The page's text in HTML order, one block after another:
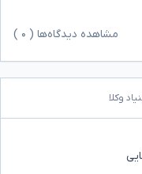
مشاهده دیدگاه‌ها ( ۰
وکلا